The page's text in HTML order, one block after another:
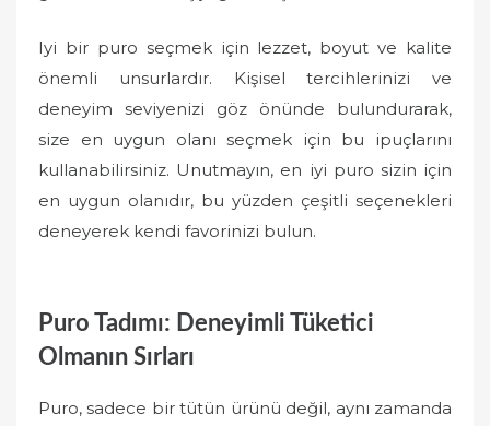
Iyi bir puro seçmek için lezzet, boyut ve kalite
önemli unsurlardır. Kişisel tercihlerinizi ve
deneyim seviyenizi göz önünde bulundurarak,
size en uygun olanı seçmek için bu ipuçlarını
kullanabilirsiniz. Unutmayın, en iyi puro sizin için
en uygun olanıdır, bu yüzden çeşitli seçenekleri
deneyerek kendi favorinizi bulun.
Puro Tadımı: Deneyimli Tüketici
Olmanın Sırları
Puro, sadece bir tütün ürünü değil, aynı zamanda